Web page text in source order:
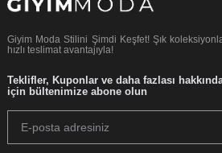
Giyim Moda Stilini Şimdi Keşfet! Şık
hızlı teslimat avantajıyla!
Teklifler, Kuponlar ve daha fazlası
için bültenimize abone olun